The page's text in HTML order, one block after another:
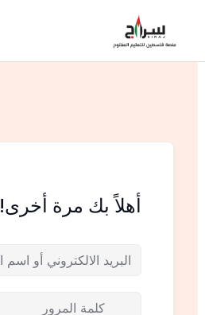
المحتوى
أهلاً بك مرة أخرى!